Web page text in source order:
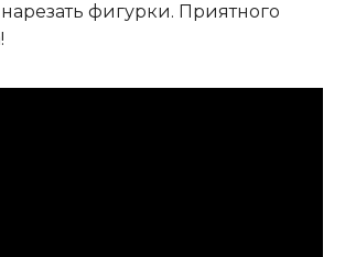
фигурки. Приятного